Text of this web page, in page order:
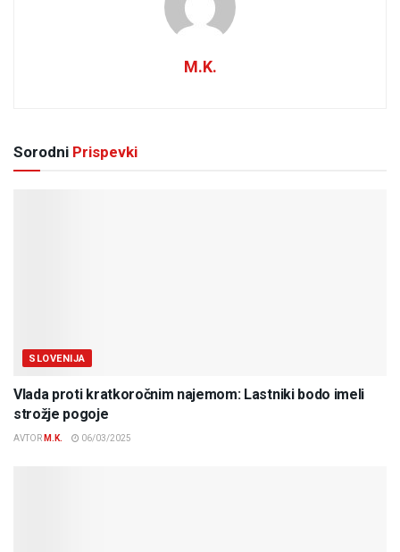
M.K.
Sorodni Prispevki
SLOVENIJA
Vlada proti kratkoročnim najemom: Lastniki bodo imeli
strožje pogoje
AVTOR M.K. 06/03/2025